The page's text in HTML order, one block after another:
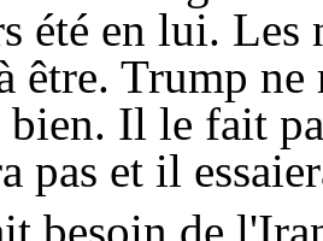
été en lui.
être. Trump ne
Il le fait
pas et il
besoin de